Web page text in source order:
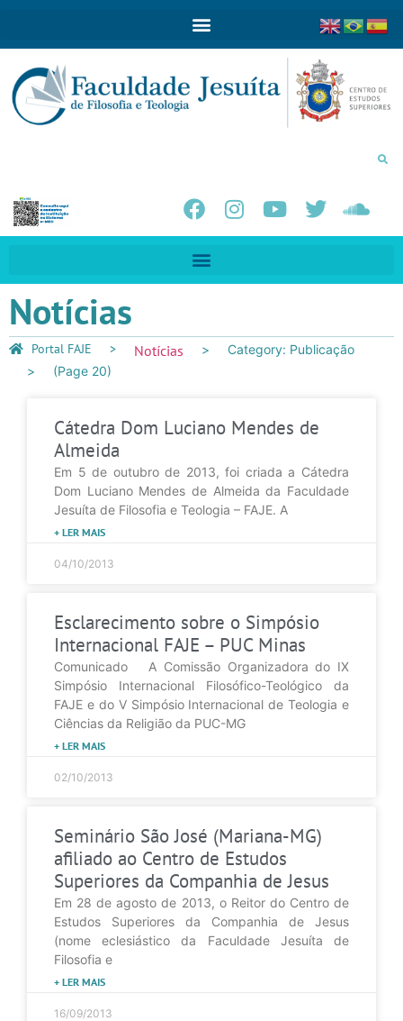
Notícias
Portal FAJE Notícias
Category: Publicação
(Page 20)
Cátedra Dom Luciano Mendes de
Almeida
Em 5 de outubro de 2013, foi criada a Cátedra
Dom Luciano Mendes de Almeida da Faculdade
Jesuíta de Filosofia e Teologia – FAJE. A
+ LER MAIS
04/10/2013
Esclarecimento sobre o Simpósio
Internacional FAJE – PUC Minas
Comunicado A Comissão Organizadora do IX
Simpósio Internacional Filosófico-Teológico da
FAJE e do V Simpósio Internacional de Teologia e
Ciências da Religião da PUC-MG
+ LER MAIS
02/10/2013
Seminário São José (Mariana-MG)
afiliado ao Centro de Estudos
Superiores da Companhia de Jesus
Em 28 de agosto de 2013, o Reitor do Centro de
Estudos Superiores da Companhia de Jesus
(nome eclesiástico da Faculdade Jesuíta de
Filosofia e
+ LER MAIS
16/09/2013